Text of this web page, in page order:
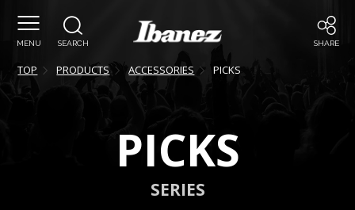
MENU SEARCH SHARE
TOP PRODUCTS ACCESSORIES PICKS
PICKS
SERIES